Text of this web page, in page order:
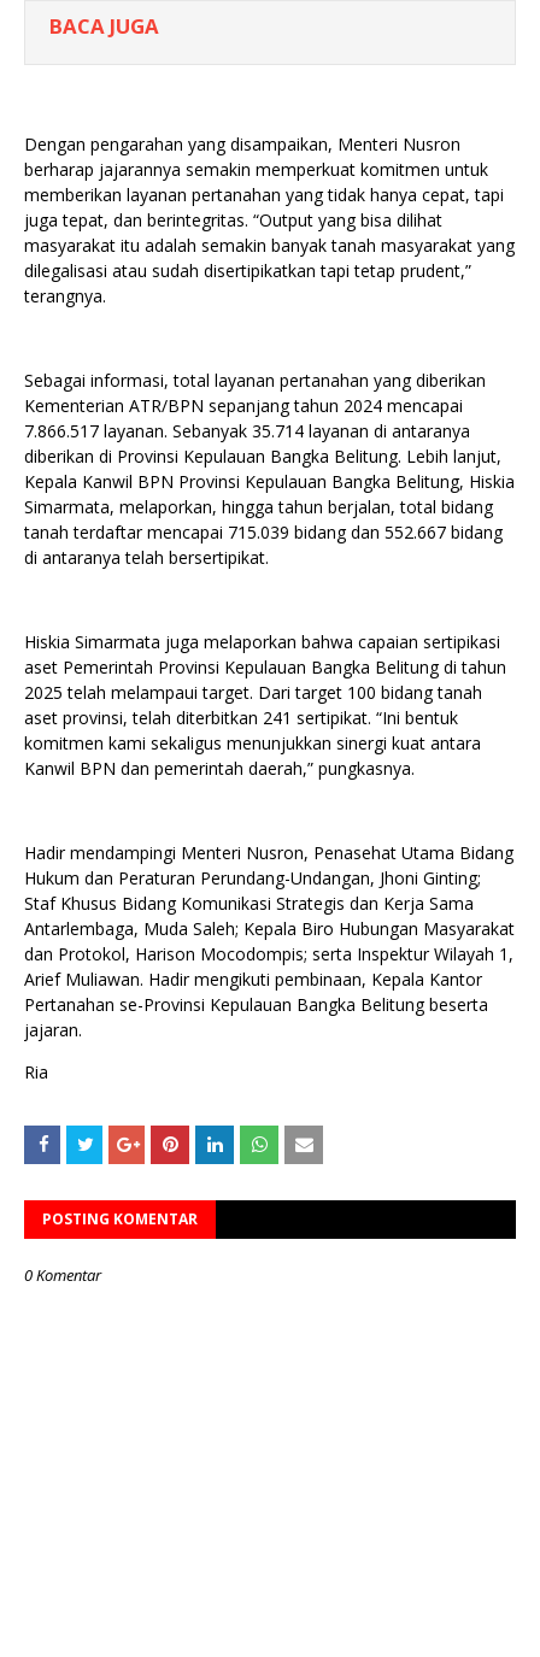
BACA JUGA
Dengan pengarahan yang disampaikan, Menteri Nusron
berharap jajarannya semakin memperkuat komitmen untuk
memberikan layanan pertanahan yang tidak hanya cepat, tapi
juga tepat, dan berintegritas. “Output yang bisa dilihat
masyarakat itu adalah semakin banyak tanah masyarakat yang
dilegalisasi atau sudah disertipikatkan tapi tetap prudent,”
terangnya.
Sebagai informasi, total layanan pertanahan yang diberikan
Kementerian ATR/BPN sepanjang tahun 2024 mencapai
7.866.517 layanan. Sebanyak 35.714 layanan di antaranya
diberikan di Provinsi Kepulauan Bangka Belitung. Lebih lanjut,
Kepala Kanwil BPN Provinsi Kepulauan Bangka Belitung, Hiskia
Simarmata, melaporkan, hingga tahun berjalan, total bidang
tanah terdaftar mencapai 715.039 bidang dan 552.667 bidang
di antaranya telah bersertipikat.
Hiskia Simarmata juga melaporkan bahwa capaian sertipikasi
aset Pemerintah Provinsi Kepulauan Bangka Belitung di tahun
2025 telah melampaui target. Dari target 100 bidang tanah
aset provinsi, telah diterbitkan 241 sertipikat. “Ini bentuk
komitmen kami sekaligus menunjukkan sinergi kuat antara
Kanwil BPN dan pemerintah daerah,” pungkasnya.
Hadir mendampingi Menteri Nusron, Penasehat Utama Bidang
Hukum dan Peraturan Perundang-Undangan, Jhoni Ginting;
Staf Khusus Bidang Komunikasi Strategis dan Kerja Sama
Antarlembaga, Muda Saleh; Kepala Biro Hubungan Masyarakat
dan Protokol, Harison Mocodompis; serta Inspektur Wilayah 1,
Arief Muliawan. Hadir mengikuti pembinaan, Kepala Kantor
Pertanahan se-Provinsi Kepulauan Bangka Belitung beserta
jajaran.
Ria
POSTING KOMENTAR
0 Komentar